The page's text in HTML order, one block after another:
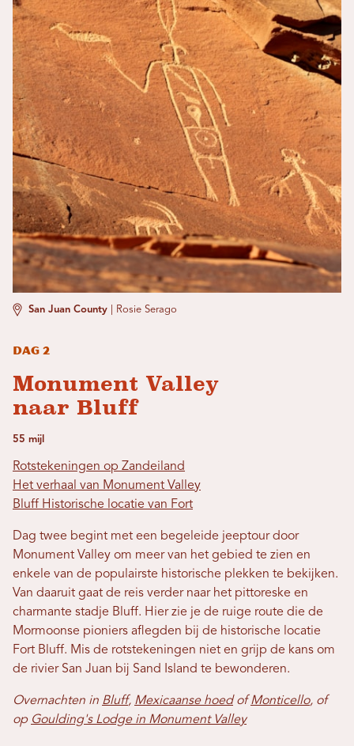
San Juan County Rosie Serago
Dag 2
Monument Valley
naar Bluff
55 mijl
Rotstekeningen op Zandeiland
Het verhaal van Monument Valley
Bluff Historische locatie van Fort
Dag twee begint met een begeleide jeeptour door
Monument Valley om meer van het gebied te zien en
enkele van de populairste historische plekken te bekijken.
Van daaruit gaat de reis verder naar het pittoreske en
charmante stadje Bluff. Hier zie je de ruige route die de
Mormoonse pioniers aflegden bij de historische locatie
Fort Bluff. Mis de rotstekeningen niet en grijp de kans om
de rivier San Juan bij Sand Island te bewonderen.
Overnachten in Bluff, Mexicaanse hoedofMonticello, of
op Goulding's Lodge in Monument Valley